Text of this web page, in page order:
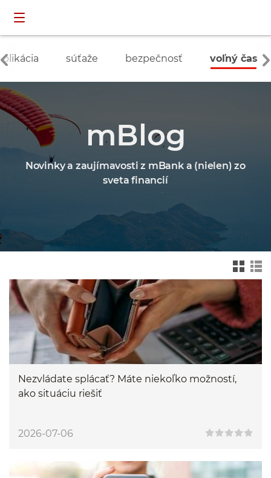
súťaže bezpečnosť voľný čas
mBlog
Novinky a zaujímavosti z mBank a (nielen) zo
sveta financií
widok drz
ewa
felkowy
Nezvládate splácať? Máte niekoľko možností,
ako situáciu riešiť
2026-07-06